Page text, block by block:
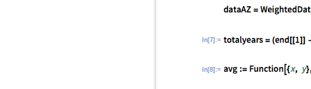
In[7]:=
In[8]:=